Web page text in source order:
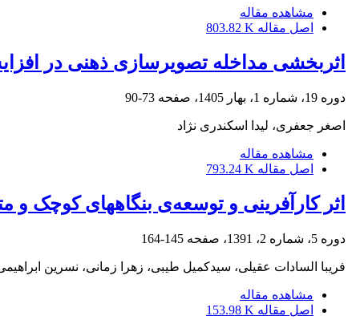
مشاهده مقاله
اصل مقاله 803.82 K
اثربخشی مداخله تصویرسازی ذهنی در
دوره 19، شماره 1، بهار 1405، صفحه 73-90
اصغر جعفری، لیدا اسکندری نژاد
مشاهده مقاله
اصل مقاله 793.24 K
اثر کارآفرینی و توسعه‌ی بنگاه‏های کوچک
دوره 5، شماره 2، 1391، صفحه 145-164
فریبا السادات عقیلی، سیدکمیل طیبی، زهرا زمانی، نسرین
مشاهده مقاله
اصل مقاله 153.98 K